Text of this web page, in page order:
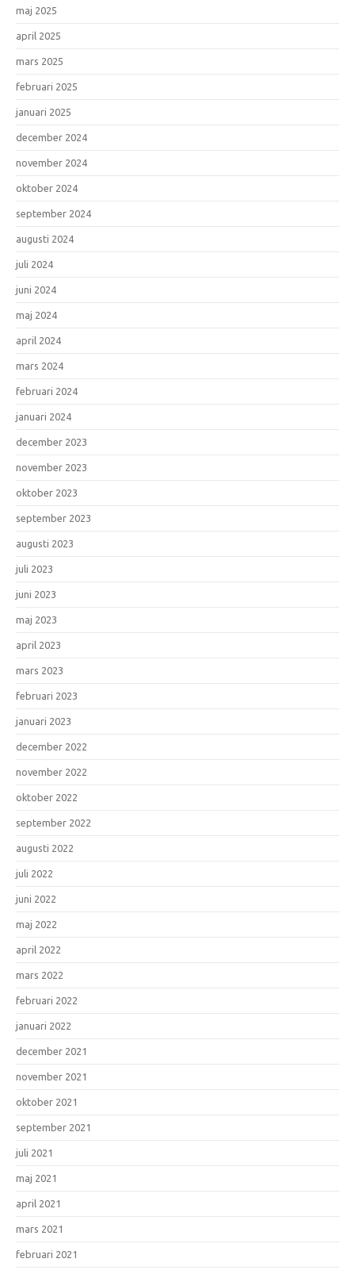
maj 2025
april 2025
mars 2025
februari 2025
januari 2025
december 2024
november 2024
oktober 2024
september 2024
augusti 2024
juli 2024
juni 2024
maj 2024
april 2024
mars 2024
februari 2024
januari 2024
december 2023
november 2023
oktober 2023
september 2023
augusti 2023
juli 2023
juni 2023
maj 2023
april 2023
mars 2023
februari 2023
januari 2023
december 2022
november 2022
oktober 2022
september 2022
augusti 2022
juli 2022
juni 2022
maj 2022
april 2022
mars 2022
februari 2022
januari 2022
december 2021
november 2021
oktober 2021
september 2021
juli 2021
maj 2021
april 2021
mars 2021
februari 2021